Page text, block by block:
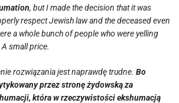
, but I made the decision that it was
respect Jewish law and the deceased even
a whole bunch of people who were yelling
small price.
rozwiązania jest naprawdę trudne. Bo
przez stronę żydowską za
która w rzeczywistości ekshumacją